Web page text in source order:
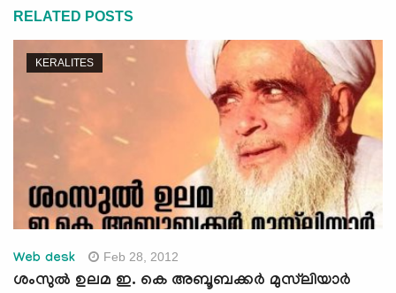
RELATED POSTS
KERALITES
Web desk Feb 28, 2012
ശംസുല്‍ ഉലമ ഇ. കെ അബൂബക്കര്‍ മുസ്‌ലിയാര്‍